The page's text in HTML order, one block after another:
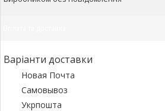
Варіанти доставки
Новая Почта
Самовывоз
Укрпошта